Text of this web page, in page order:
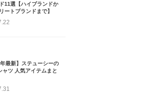
Saint Mxxxxxx
11選【ハイブランドか
ートブランドまで】
年最新】ステューシーの
ャツ 人気アイテムまと